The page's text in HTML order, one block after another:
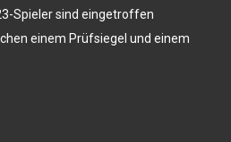
Spieler sind eingetroffen
einem Prüfsiegel und einem